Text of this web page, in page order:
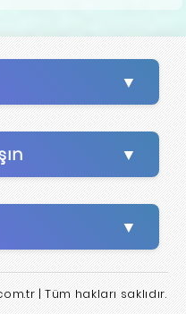
| Tüm hakları saklıdır.